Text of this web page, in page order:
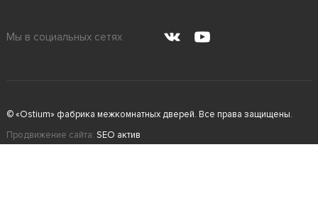
Мы в социальных сетях
© «Ostium» фабрика межкомнатных дверей. Все права защищены.
Продвижение сайта: SEO актив